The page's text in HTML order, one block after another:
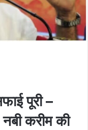
पूरी –
नबी करीम की